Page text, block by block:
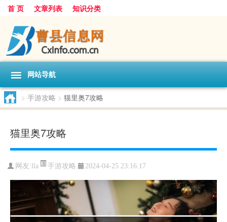
首 页 文章列表 知识分类
网站导航
> 手游攻略 > 猫里奥7攻略
猫里奥7攻略
网友: lla 手游攻略 2024-04-25 23:16:17